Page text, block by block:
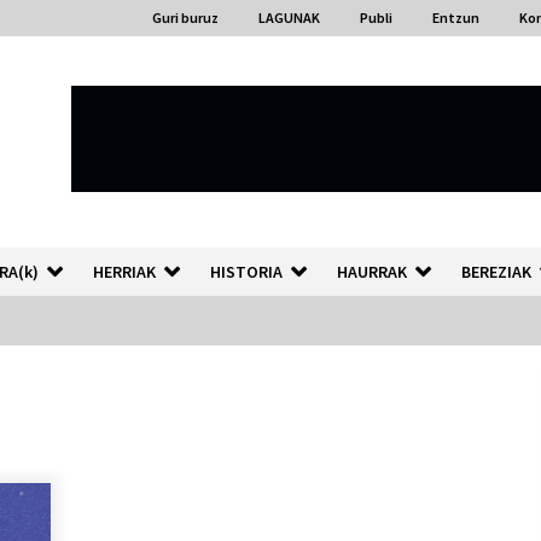
Guri buruz LAGUNAK Publi Entzun
HERRIAK HISTORIA HAURRAK BEREZIAK